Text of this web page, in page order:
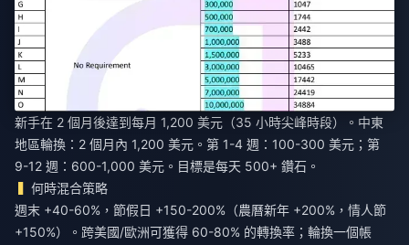
新手在 2 個月後達到每月 1,200 美元（35 小時尖峰時段）。中東
地區輪換：2 個月內 1,200 美元。第 1-4 週：100-300 美元；第
9-12 週：600-1,000 美元。目標是每天 500+ 鑽石。
何時混合策略
週末 +40-60%，節假日 +150-200%（農曆新年 +200%，情人節
+150%）。跨美國/歐洲可獲得 60-80% 的轉換率；輪換一個帳